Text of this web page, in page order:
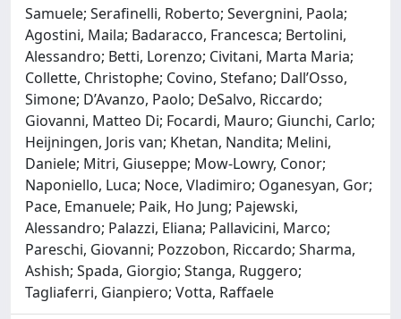
Samuele; Serafinelli, Roberto; Severgnini, Paola;
Agostini, Maila; Badaracco, Francesca; Bertolini,
Alessandro; Betti, Lorenzo; Civitani, Marta Maria;
Collette, Christophe; Covino, Stefano; Dall’Osso,
Simone; D’Avanzo, Paolo; DeSalvo, Riccardo;
Giovanni, Matteo Di; Focardi, Mauro; Giunchi, Carlo;
Heijningen, Joris van; Khetan, Nandita; Melini,
Daniele; Mitri, Giuseppe; Mow-Lowry, Conor;
Naponiello, Luca; Noce, Vladimiro; Oganesyan, Gor;
Pace, Emanuele; Paik, Ho Jung; Pajewski,
Alessandro; Palazzi, Eliana; Pallavicini, Marco;
Pareschi, Giovanni; Pozzobon, Riccardo; Sharma,
Ashish; Spada, Giorgio; Stanga, Ruggero;
Tagliaferri, Gianpiero; Votta, Raffaele